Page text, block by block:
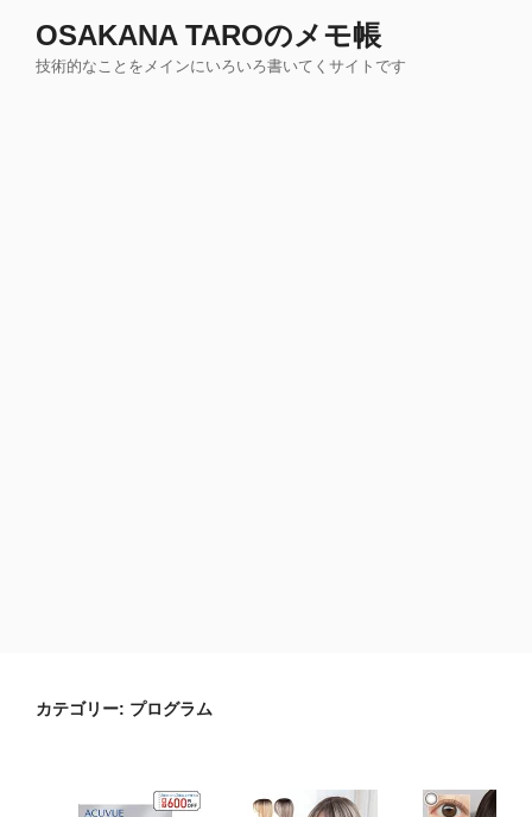
OSAKANA TAROのメモ帳
技術的なことをメインにいろいろ書いてくサイトです
カテゴリー: プログラム